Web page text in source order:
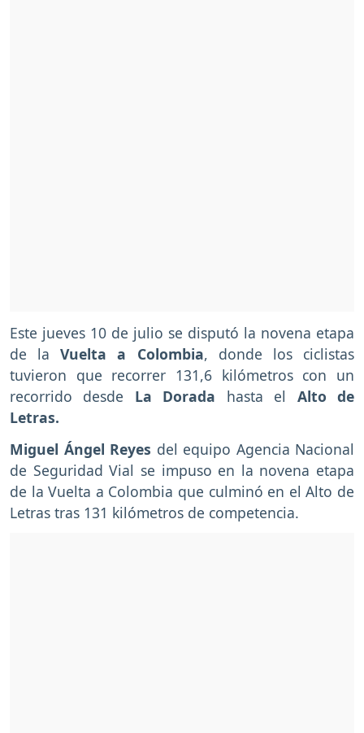
Este jueves 10 de julio se disputó la novena etapa
de la Vuelta a Colombia, donde los ciclistas
tuvieron que recorrer 131,6 kilómetros con un
recorrido desde La Dorada hasta el Alto de
Letras.
Miguel Ángel Reyes del equipo Agencia Nacional
de Seguridad Vial se impuso en la novena etapa
de la Vuelta a Colombia que culminó en el Alto de
Letras tras 131 kilómetros de competencia.